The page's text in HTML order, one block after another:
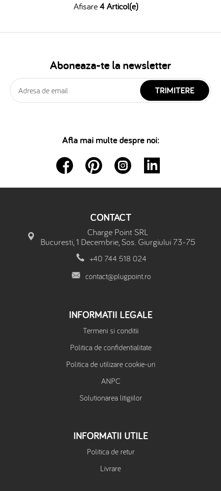
Afisare4 Articol(e)
Aboneaza-te la newsletter
TRIMITERE
Afla mai multe despre noi:
CONTACT
Charge Point SRL
Bucuresti, 1 Decembrie, Sos. Giurgiului 73-75
+40 744 518 024
contact@plugpoint.ro
INFORMATII LEGALE
Termeni si conditii
Politica de confidentialitate
Politica de utilizare cookie-uri
ANPC
Solutionarea litigiilor
INFORMATII UTILE
Politica de retur
Livrare